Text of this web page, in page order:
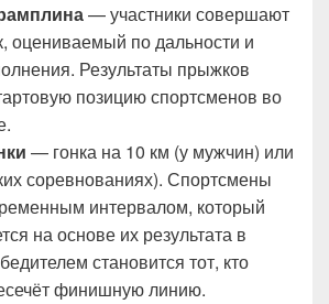
— участники совершают
оцениваемый по дальности и
Результаты прыжков
позицию спортсменов во
— гонка на 10 км (у мужчин) или
соревнованиях). Спортсмены
интервалом, который
на основе их результата в
становится тот, кто
финишную линию.